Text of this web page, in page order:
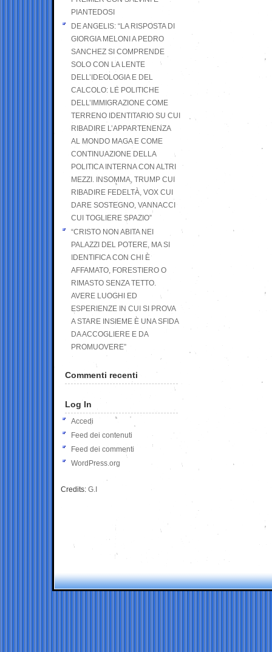
PIANTEDOSI
DE ANGELIS: “LA RISPOSTA DI
GIORGIA MELONI A PEDRO
SANCHEZ SI COMPRENDE
SOLO CON LA LENTE
DELL’IDEOLOGIA E DEL
CALCOLO: LE POLITICHE
DELL’IMMIGRAZIONE COME
TERRENO IDENTITARIO SU CUI
RIBADIRE L’APPARTENENZA
AL MONDO MAGA E COME
CONTINUAZIONE DELLA
POLITICA INTERNA CON ALTRI
MEZZI. INSOMMA, TRUMP CUI
RIBADIRE FEDELTÀ, VOX CUI
DARE SOSTEGNO, VANNACCI
CUI TOGLIERE SPAZIO”
“CRISTO NON ABITA NEI
PALAZZI DEL POTERE, MA SI
IDENTIFICA CON CHI È
AFFAMATO, FORESTIERO O
RIMASTO SENZA TETTO.
AVERE LUOGHI ED
ESPERIENZE IN CUI SI PROVA
A STARE INSIEME È UNA SFIDA
DA ACCOGLIERE E DA
PROMUOVERE”
Commenti recenti
Log In
Accedi
Feed dei contenuti
Feed dei commenti
WordPress.org
Credits: G.I